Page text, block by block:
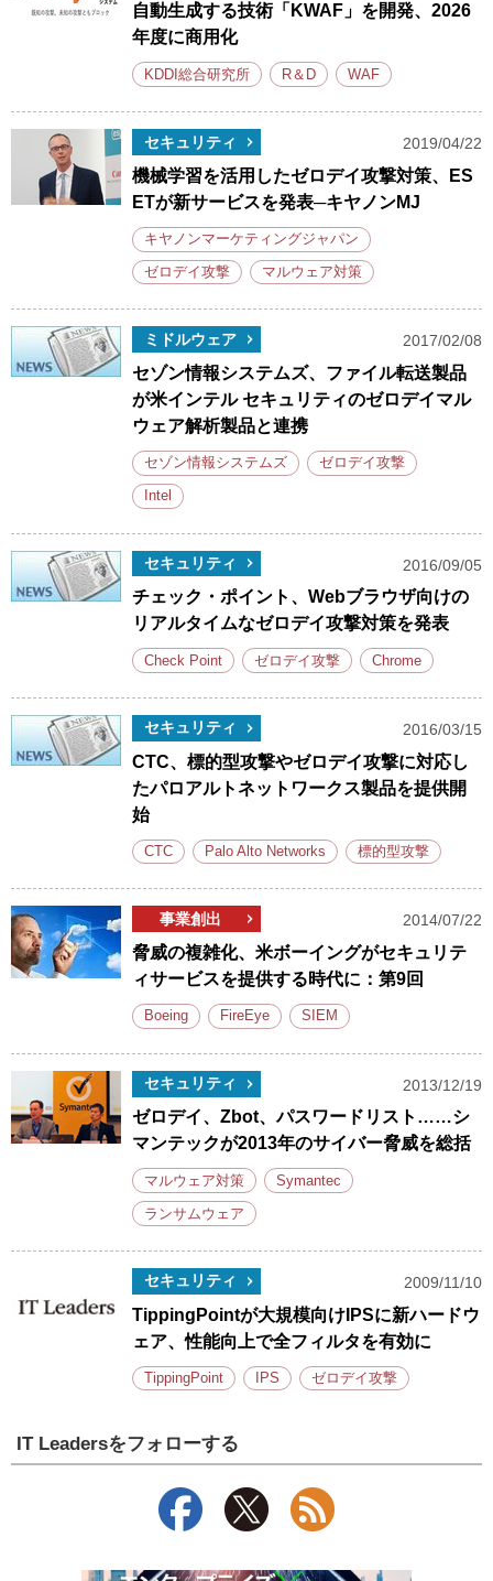
自動生成する技術「KWAF」を開発、2026
年度に商用化
KDDI総合研究所 R＆D WAF
セキュリティ 2019/04/22
機械学習を活用したゼロデイ攻撃対策、ES
ETが新サービスを発表─キヤノンMJ
キヤノンマーケティングジャパン
ゼロデイ攻撃 マルウェア対策
ミドルウェア 2017/02/08
セゾン情報システムズ、ファイル転送製品
が米インテル セキュリティのゼロデイマル
ウェア解析製品と連携
セゾン情報システムズ ゼロデイ攻撃
Intel
セキュリティ 2016/09/05
チェック・ポイント、Webブラウザ向けの
リアルタイムなゼロデイ攻撃対策を発表
Check Point ゼロデイ攻撃 Chrome
セキュリティ 2016/03/15
CTC、標的型攻撃やゼロデイ攻撃に対応し
たパロアルトネットワークス製品を提供開
始
CTC Palo Alto Networks 標的型攻撃
事業創出 2014/07/22
脅威の複雑化、米ボーイングがセキュリテ
ィサービスを提供する時代に：第9回
Boeing FireEye SIEM
セキュリティ 2013/12/19
ゼロデイ、Zbot、パスワードリスト……シ
マンテックが2013年のサイバー脅威を総括
マルウェア対策 Symantec
ランサムウェア
セキュリティ 2009/11/10
TippingPointが大規模向けIPSに新ハードウ
ェア、性能向上で全フィルタを有効に
TippingPoint IPS ゼロデイ攻撃
IT Leadersをフォローする